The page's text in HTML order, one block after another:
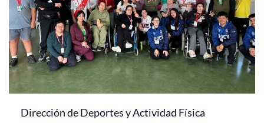
Dirección de Deportes y Actividad Física